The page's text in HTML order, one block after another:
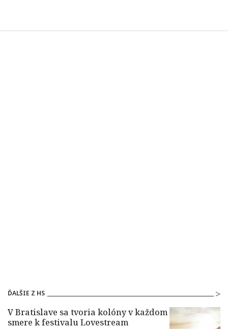
ĎALŠIE Z HS
V Bratislave sa tvoria kolóny v každom
smere k festivalu Lovestream